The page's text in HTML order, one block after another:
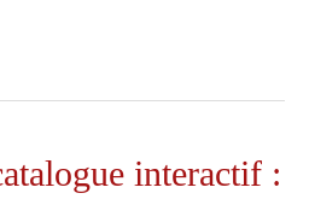
interactif :